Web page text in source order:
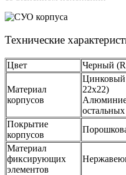
Технические
Цвет Черный
Материал
корпусов
Цинковый
22х22)
Покрытие
корпусов
Материал
фиксирующих
элементов